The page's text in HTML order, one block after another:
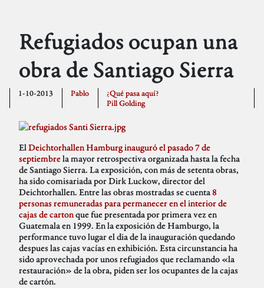
Refugiados ocupan una
obra de Santiago Sierra
1-10-2013 Pablo
¿Qué pasa aquí?
Pill Golding
ElDeichtorhallen Hamburg inauguró el pasado 7 de
septiembrela mayor retrospectiva organizada hasta la fecha
de Santiago Sierra. La exposición, con más de setenta obras,
ha sido comisariada por Dirk Luckow, director del
Deichtorhallen. Entre las obras mostradas se cuenta8
personas remuneradas para permanecer en el interior de
cajas de cartonque fue presentada por primera vez en
Guatemala en 1999. En la exposición de Hamburgo, la
performance tuvo lugar el dia de la inauguración quedando
despues las cajas vacías en exhibición. Esta circunstancia ha
sido aprovechada por unos refugiados que reclamando «la
restauración» de la obra, piden ser los ocupantes de la cajas
de cartón.